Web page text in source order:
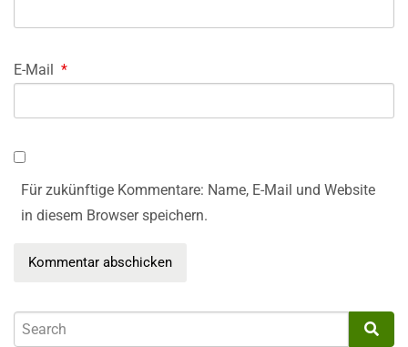
E-Mail *
Für zukünftige Kommentare: Name, E-Mail und Website
in diesem Browser speichern.